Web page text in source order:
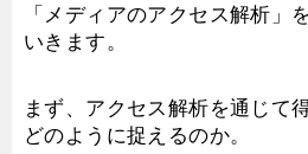
「メディアのアクセス解析」
いきます。
まず、アクセス解析を通じて
どのように捉えるのか。